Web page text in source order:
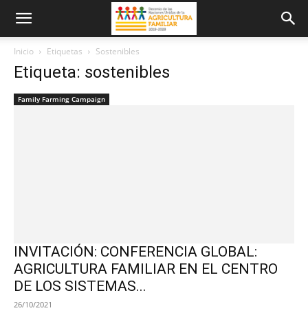
Inicio Etiquetas Sostenibles
Etiqueta: sostenibles
Family Farming Campaign
INVITACIÓN: CONFERENCIA GLOBAL:
AGRICULTURA FAMILIAR EN EL CENTRO
DE LOS SISTEMAS...
26/10/2021